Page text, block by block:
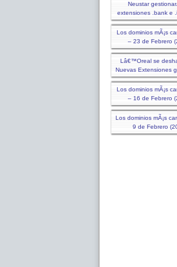
Neustar
extensiones .bank e
Los dominios mÃ¡s
– 23 de Febrero
Lâ€™Oreal se
Nuevas Extensiones
Los dominios mÃ¡s
– 16 de Febrero
Los dominios mÃ¡s
9 de Febrero